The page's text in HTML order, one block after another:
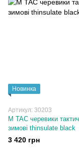
Новинка
Артикул: 30203
M TAC черевики
зимові thinsulate black
3 420 грн